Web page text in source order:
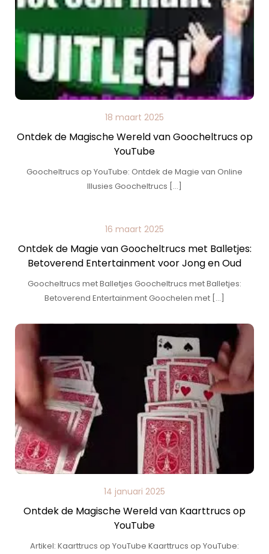
18 maart 2025
Ontdek de Magische Wereld van Goocheltrucs op
YouTube
Goocheltrucs op YouTube: Ontdek de Magie van Online
Illusies Goocheltrucs […]
16 maart 2025
Ontdek de Magie van Goocheltrucs met Balletjes:
Betoverend Entertainment voor Jong en Oud
Goocheltrucs met Balletjes Goocheltrucs met Balletjes:
Betoverend Entertainment Goochelen met […]
14 januari 2025
Ontdek de Magische Wereld van Kaarttrucs op
YouTube
Artikel: Kaarttrucs op YouTube Kaarttrucs op YouTube: